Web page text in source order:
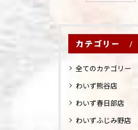
カテゴリー
全てのカテゴリー
わいず熊谷店
わいず春日部店
わいずふじみ野店